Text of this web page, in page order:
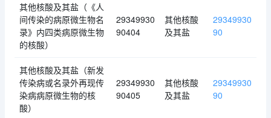
其他核酸及其盐（《人
间传染的病原微生物名
录》内四类病原微生物
的核酸）
29349930
90404
其他核酸
及其盐
29349930
90
其他核酸及其盐（新发
传染病或名录外再现传
染病病原微生物的核
酸）
29349930
90405
其他核酸
及其盐
29349930
90